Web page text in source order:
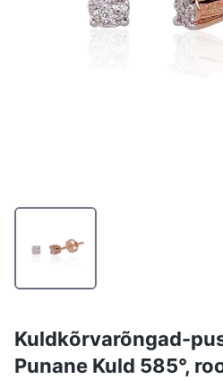
Kuldkõrvarõngad-
Punane Kuld 585°,